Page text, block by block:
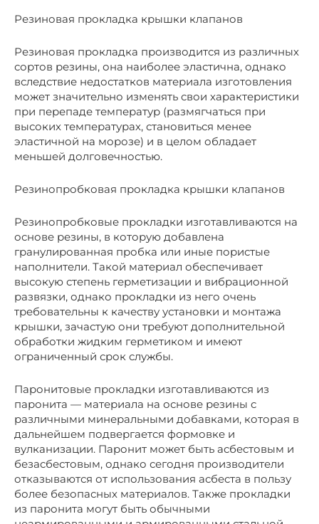
Резиновая прокладка крышки клапанов
Резиновая прокладка производится из различных
сортов резины, она наиболее эластична, однако
вследствие недостатков материала изготовления
может значительно изменять свои характеристики
при перепаде температур (размягчаться при
высоких температурах, становиться менее
эластичной на морозе) и в целом обладает
меньшей долговечностью.
Резинопробковая прокладка крышки клапанов
Резинопробковые прокладки изготавливаются на
основе резины, в которую добавлена
гранулированная пробка или иные пористые
наполнители. Такой материал обеспечивает
высокую степень герметизации и вибрационной
развязки, однако прокладки из него очень
требовательны к качеству установки и монтажа
крышки, зачастую они требуют дополнительной
обработки жидким герметиком и имеют
ограниченный срок службы.
Паронитовые прокладки изготавливаются из
паронита — материала на основе резины с
различными минеральными добавками, которая в
дальнейшем подвергается формовке и
вулканизации. Паронит может быть асбестовым и
безасбестовым, однако сегодня производители
отказываются от использования асбеста в пользу
более безопасных материалов. Также прокладки
из паронита могут быть обычными